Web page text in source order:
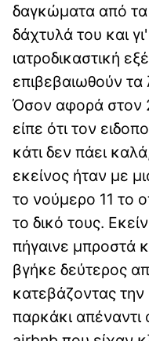
δαγκώματα από
δάχτυλά του και
ιατροδικαστική
επιβεβαιωθούν
Όσον αφορά στον
είπε ότι τον
κάτι δεν πάει
εκείνος ήταν με
το νούμερο 11 το
το δικό τους.
πήγαινε μπροστά
βγήκε δεύτερος
κατεβάζοντας
παρκάκι